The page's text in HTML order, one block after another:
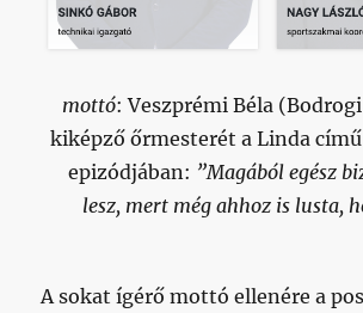
mottó: Veszprémi Béla
kiképző őrmesterét a Linda
epizódjában: ”Magából egész
lesz, mert még ahhoz is lusta,
A sokat ígérő mottó ellenére a